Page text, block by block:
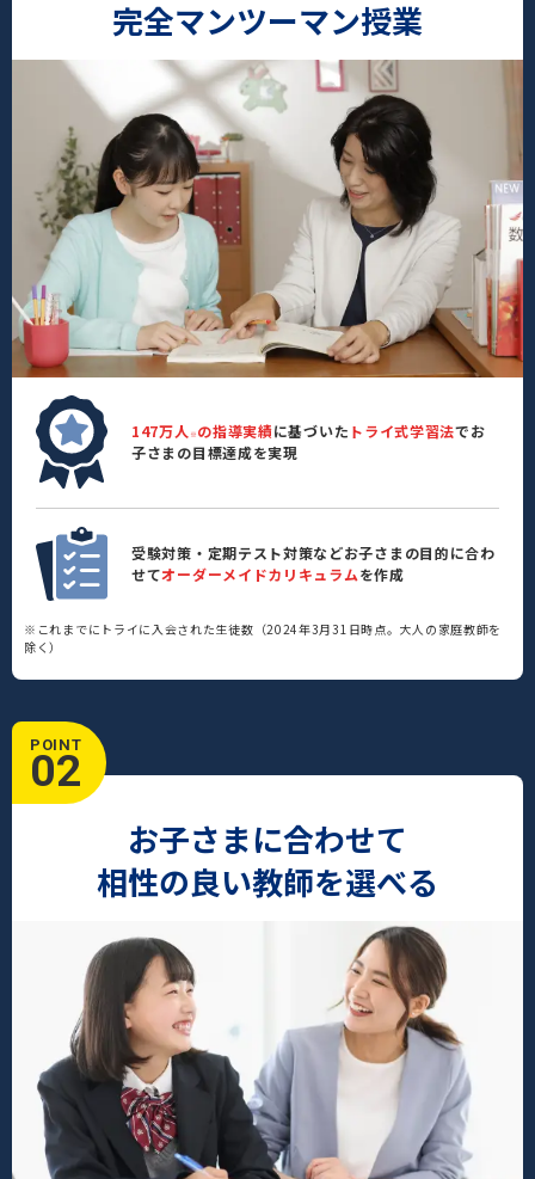
完全マンツーマン授業
147万人 ※ の指導実績に基づいた トライ式学習法でお
子さまの目標達成を実現
受験対策・定期テスト対策などお子さまの目的に合わ
せてオーダーメイドカリキュラムを作成
※これまでにトライに入会された生徒数（2024年3月31日時点。大人の家庭教師を
除く）
POINT
02
お子さまに合わせて
相性の良い教師を選べる